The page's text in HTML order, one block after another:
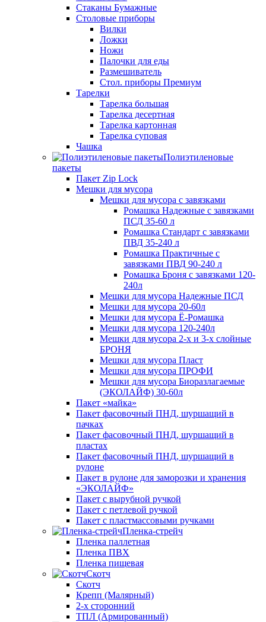
Стаканы Бумажные
Столовые приборы
Вилки
Ложки
Ножи
Палочки для еды
Размешиватель
Стол. приборы Премиум
Тарелки
Тарелка большая
Тарелка десертная
Тарелка картонная
Тарелка суповая
Чашка
Полиэтиленовые
пакеты
Пакет Zip Lock
Мешки для мусора
Мешки для мусора с завязками
Ромашка Надежные с завязками
ПСД 35-60 л
Ромашка Стандарт с завязками
ПВД 35-240 л
Ромашка Практичные с
завязками ПВД 90-240 л
Ромашка Броня с завязками 120-
240л
Мешки для мусора Надежные ПСД
Мешки для мусора 20-60л
Мешки для мусора Ё-Ромашка
Мешки для мусора 120-240л
Мешки для мусора 2-х и 3-х слойные
БРОНЯ
Мешки для мусора Пласт
Мешки для мусора ПРОФИ
Мешки для мусора Биоразлагаемые
(ЭКОЛАЙФ) 30-60л
Пакет «майка»
Пакет фасовочный ПНД, шуршащий в
пачках
Пакет фасовочный ПНД, шуршащий в
пластах
Пакет фасовочный ПНД, шуршащий в
рулоне
Пакет в рулоне для заморозки и хранения
«ЭКОЛАЙФ»
Пакет с вырубной ручкой
Пакет с петлевой ручкой
Пакет с пластмассовыми ручками
Пленка-стрейч
Пленка паллетная
Пленка ПВХ
Пленка пищевая
Скотч
Скотч
Крепп (Малярный)
2-х сторонний
ТПЛ (Армированный)